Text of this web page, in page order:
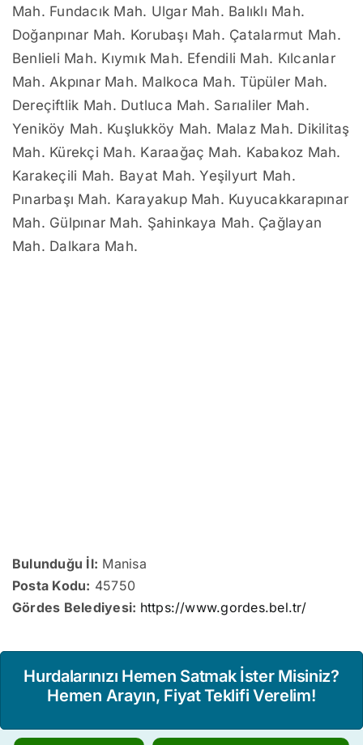
Mah. Fundacık Mah. Ulgar Mah. Balıklı Mah.
Doğanpınar Mah. Korubaşı Mah. Çatalarmut Mah.
Benlieli Mah. Kıymık Mah. Efendili Mah. Kılcanlar
Mah. Akpınar Mah. Malkoca Mah. Tüpüler Mah.
Dereçiftlik Mah. Dutluca Mah. Sarıaliler Mah.
Yeniköy Mah. Kuşlukköy Mah. Malaz Mah. Dikilitaş
Mah. Kürekçi Mah. Karaağaç Mah. Kabakoz Mah.
Karakeçili Mah. Bayat Mah. Yeşilyurt Mah.
Pınarbaşı Mah. Karayakup Mah. Kuyucakkarapınar
Mah. Gülpınar Mah. Şahinkaya Mah. Çağlayan
Mah. Dalkara Mah.
Bulunduğu İl: Manisa
Posta Kodu: 45750
Gördes Belediyesi: https://www.gordes.bel.tr/
Hurdalarınızı Hemen Satmak İster Misiniz?
Hemen Arayın, Fiyat Teklifi Verelim!